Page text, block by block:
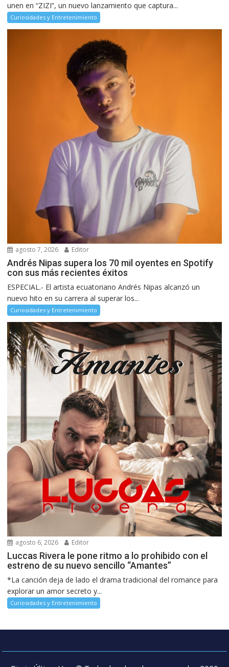
unen en “ZIZI”, un nuevo lanzamiento que captura...
Curiosidades y Entretenimiento
agosto 7, 2026 Editor
Andrés Nipas supera los 70 mil oyentes en Spotify
con sus más recientes éxitos
ESPECIAL.- El artista ecuatoriano Andrés Nipas alcanzó un
nuevo hito en su carrera al superar los...
Curiosidades y Entretenimiento
agosto 6, 2026 Editor
Luccas Rivera le pone ritmo a lo prohibido con el
estreno de su nuevo sencillo “Amantes”
*La canción deja de lado el drama tradicional del romance para
explorar un amor secreto y...
Curiosidades y Entretenimiento